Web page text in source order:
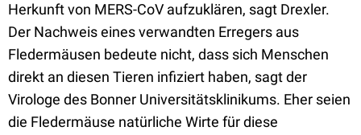
Herkunft von MERS-CoV aufzuklären, sagt Drexler.
Der Nachweis eines verwandten Erregers aus
Fledermäusen bedeute nicht, dass sich Menschen
direkt an diesen Tieren infiziert haben, sagt der
Virologe des Bonner Universitätsklinikums. Eher seien
die Fledermäuse natürliche Wirte für diese